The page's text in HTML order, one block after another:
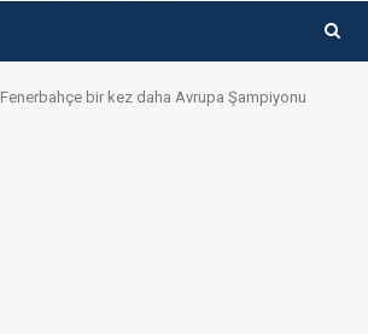
Fenerbahçe bir kez daha Avrupa Şampiyonu